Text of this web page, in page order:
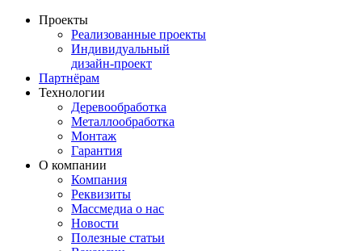
Проекты
Реализованные проекты
Индивидуальный
дизайн-проект
Партнёрам
Технологии
Деревообработка
Металлообработка
Монтаж
Гарантия
О компании
Компания
Реквизиты
Массмедиа о нас
Новости
Полезные статьи